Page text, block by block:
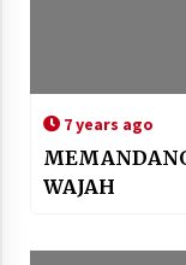
7 years ago
WAJAH